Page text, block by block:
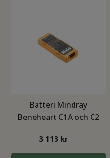
Batteri Mindray
Beneheart C1A och C2
3 113 kr